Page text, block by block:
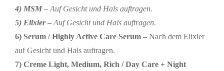
4) MSM– Auf Gesicht und Hals auftragen.
5) Elixier– Auf Gesicht und Hals auftragen.
6) Serum / Highly Active Care Serum– Nach dem Elixier
auf Gesicht und Hals auftragen.
7) Creme Light, Medium, Rich / Day Care + Night